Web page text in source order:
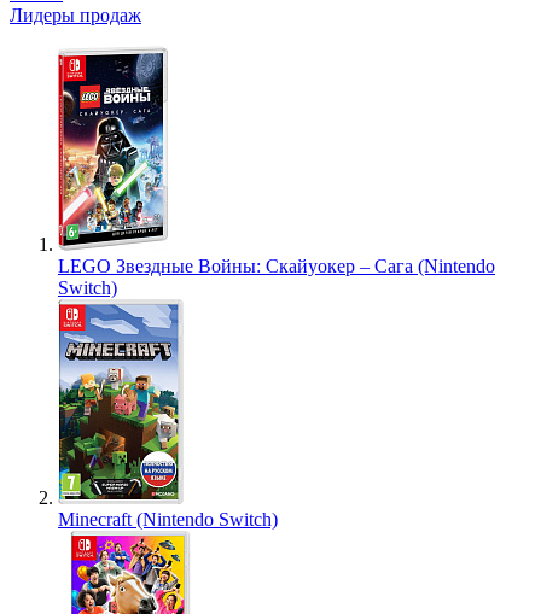
Лидеры продаж
LEGO Звездные Войны: Скайуокер – Сага (Nintendo
Switch)
Minecraft (Nintendo Switch)